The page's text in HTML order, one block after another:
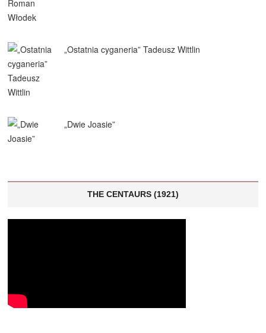
„Ostatnia cyganeria” Tadeusz Wittlin
„Dwie Joasie”
THE CENTAURS (1921)